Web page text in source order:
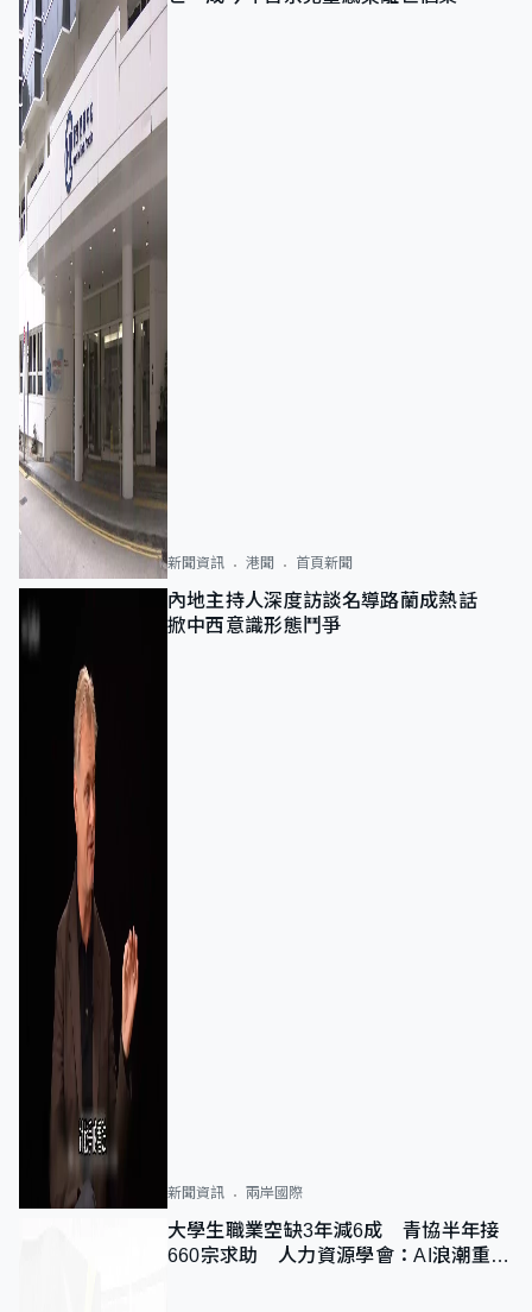
新聞資訊 港聞 首頁新聞
內地主持人深度訪談名導路蘭成熱話
掀中西意識形態鬥爭
新聞資訊 兩岸國際
大學生職業空缺3年減6成 青協半年接
660宗求助 人力資源學會：AI浪潮重整